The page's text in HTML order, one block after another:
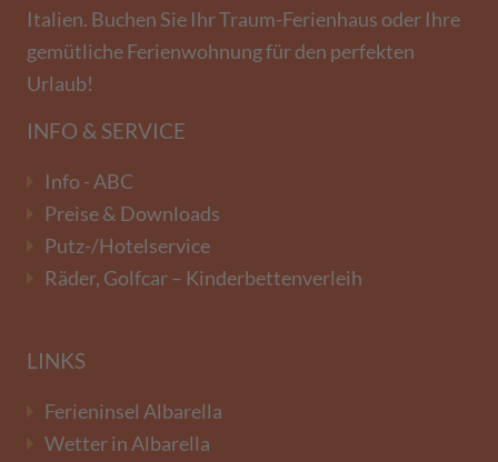
Italien. Buchen Sie Ihr Traum-Ferienhaus oder Ihre
gemütliche Ferienwohnung für den perfekten
Urlaub!
INFO & SERVICE
Info - ABC
Preise & Downloads
Putz-/Hotelservice
Räder, Golfcar – Kinderbettenverleih
LINKS
Ferieninsel Albarella
Wetter in Albarella